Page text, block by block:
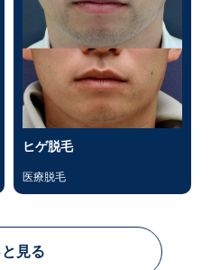
ヒゲ脱毛
医療脱毛
と見る